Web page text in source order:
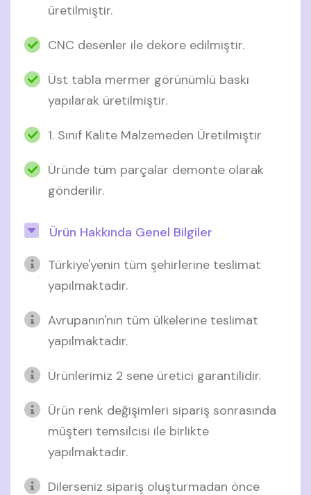
üretilmiştir.
CNC desenler ile dekore edilmiştir.
Üst tabla mermer görünümlü baskı
yapılarak üretilmiştir.
1. Sınıf Kalite Malzemeden Üretilmiştir
Üründe tüm parçalar demonte olarak
gönderilir.
Ürün Hakkında Genel Bilgiler
Türkiye'yenin tüm şehirlerine teslimat
yapılmaktadır.
Avrupanın'nın tüm ülkelerine teslimat
yapılmaktadır.
Ürünlerimiz 2 sene üretici garantilidir.
Ürün renk değişimleri sipariş sonrasında
müşteri temsilcisi ile birlikte
yapılmaktadır.
Dilerseniz sipariş oluşturmadan önce